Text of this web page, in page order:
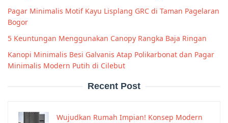
Pagar Minimalis Motif Kayu Lisplang GRC di Taman Pagelaran
Bogor
5 Keuntungan Menggunakan Canopy Rangka Baja Ringan
Kanopi Minimalis Besi Galvanis Atap Polikarbonat dan Pagar
Minimalis Modern Putih di Cilebut
Recent Post
Wujudkan Rumah Impian! Konsep Modern